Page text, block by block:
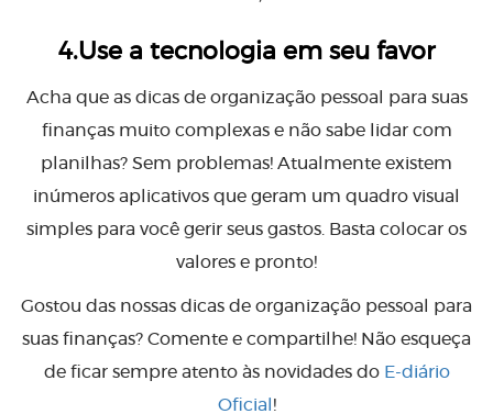
4.Use a tecnologia em seu favor
Acha que as dicas de organização pessoal para suas
finanças muito complexas e não sabe lidar com
planilhas? Sem problemas! Atualmente existem
inúmeros aplicativos que geram um quadro visual
simples para você gerir seus gastos. Basta colocar os
valores e pronto!
Gostou das nossas dicas de organização pessoal para
suas finanças? Comente e compartilhe! Não esqueça
de ficar sempre atento às novidades do E-diário
Oficial !